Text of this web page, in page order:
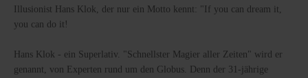
Illusionist Hans Klok, der nur ein Motto kennt: "If you can dream it,
you can do it!
Hans Klok - ein Superlativ. "Schnellster Magier aller Zeiten" wird er
genannt, von Experten rund um den Globus. Denn der 31-jährige